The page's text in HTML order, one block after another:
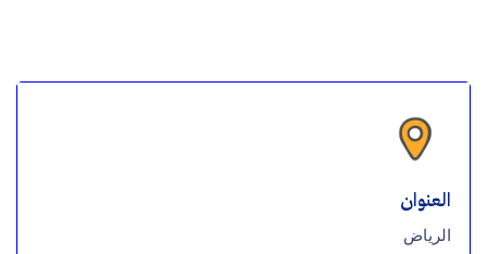
العنوان
الرياض